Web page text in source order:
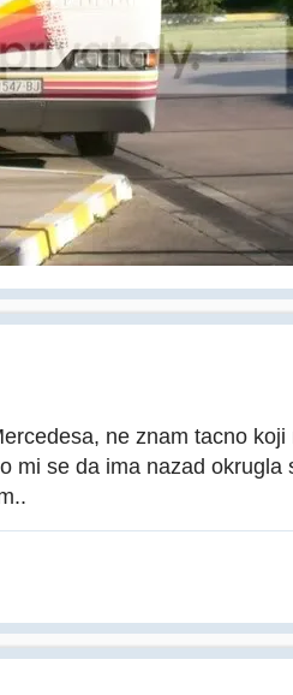
ne znam tacno
mi se da ima nazad okrugla